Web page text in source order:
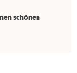
schönen